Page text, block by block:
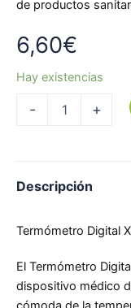
de productos
6,60€
Hay existencias
- +
Descripción
Termómetro Digital
El Termómetro
dispositivo médico